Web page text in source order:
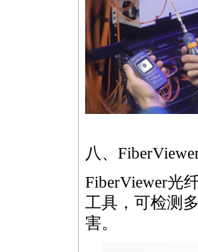
八、
FiberViewer光
工具，可检测
害。